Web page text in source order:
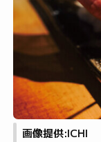
画像提供:ICHI